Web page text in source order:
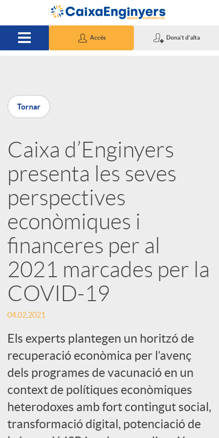
Salta al contingut principal
Accés Dona't d'alta
P
u
b
l
i
c
a
d
o
r
d
Tornar
Caixa d’Enginyers
presenta les seves
perspectives
econòmiques i
financeres per al
2021 marcades per la
COVID-19
04.02.2021
Els experts plantegen un horitzó de
recuperació econòmica per l’avenç
dels programes de vacunació en un
context de polítiques econòmiques
heterodoxes amb fort contingut social,
transformació digital, potenciació de